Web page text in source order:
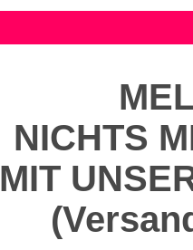
NICHTS
MIT